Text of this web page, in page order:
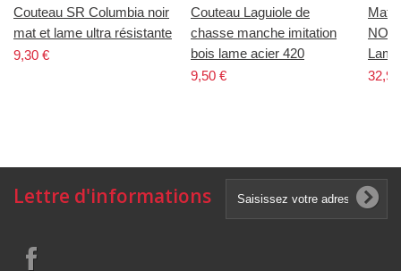
Couteau SR Columbia noir
mat et lame ultra résistante
9,30 €
Couteau Laguiole de
chasse manche imitation
bois lame acier 420
9,50 €
Lettre d'informations